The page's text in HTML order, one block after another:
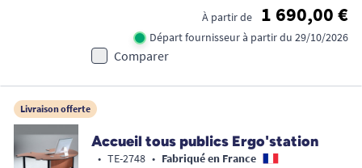
À partir de
1 690,00 €
Départ fournisseur à partir du 29/10/2026
Comparer
Livraison offerte
Accueil tous publics Ergo'station
• TE-2748 • Fabriqué en France